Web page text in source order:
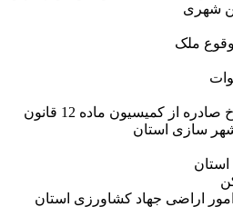
ملک
ابطال رای موات شماره مورخ صادره از کمیسیون ماده 12 قانون
سازی استان